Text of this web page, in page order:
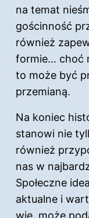
na temat
gościnność
również
formie… choć
to może być
przemianą.
Na koniec
stanowi nie
również
nas w
Społeczne
aktualne i
wie, może